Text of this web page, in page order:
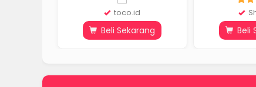
toco.id
Beli Sekarang
Shopee
Beli Sekarang